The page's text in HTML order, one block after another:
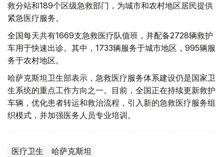
救分站和189个区级急救部门，为城市和农村地区居民提供
紧急医疗服务。
全国每天共有1669支急救医疗队值班，并配备2728辆救护
车用于快速出诊。其中，1733辆服务于城市地区，995辆服
务于农村地区。
哈萨克斯坦卫生部表示，急救医疗服务体系建设仍是国家卫
生系统的重点工作方向之一。目前，全国正在持续更新救护
车辆，优化患者转运和救治流程，引入新的急救医疗服务组
织模式，并加强医务人员专业培训。
医疗卫生 哈萨克斯坦